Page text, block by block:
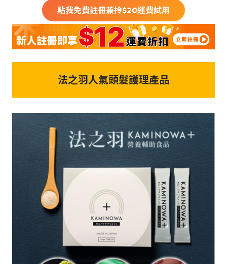
點我免費註冊兼拎$20運費試用
法之羽人氣頭髮護理產品